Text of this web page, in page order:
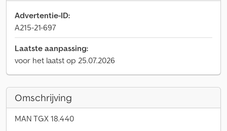
Advertentie-ID:
A215-21-697
Laatste aanpassing:
voor het laatst op 25.07.2026
Omschrijving
MAN TGX 18.440